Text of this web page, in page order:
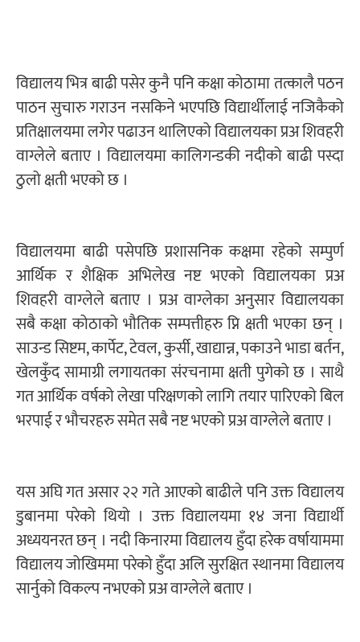
विद्यालय भित्र बाढी पसेर कुनै पनि कक्षा कोठामा तत्कालै पठन
पाठन सुचारु गराउन नसकिने भएपछि विद्यार्थीलाई नजिकैको
प्रतिक्षालयमा लगेर पढाउन थालिएको विद्यालयका प्रअ शिवहरी
वाग्लेले बताए । विद्यालयमा कालिगन्डकी नदीको बाढी पस्दा
ठुलो क्षती भएको छ ।
विद्यालयमा बाढी पसेपछि प्रशासनिक कक्षमा रहेको सम्पुर्ण
आर्थिक र शैक्षिक अभिलेख नष्ट भएको विद्यालयका प्रअ
शिवहरी वाग्लेले बताए । प्रअ वाग्लेका अनुसार विद्यालयका
सबै कक्षा कोठाको भौतिक सम्पत्तीहरु प्नि क्षती भएका छन् ।
साउन्ड सिष्टम, कार्पेट, टेवल, कुर्सी, खाद्यान्न, पकाउने भाडा बर्तन,
खेलकुँद सामाग्री लगायतका संरचनामा क्षती पुगेको छ । साथै
गत आर्थिक वर्षको लेखा परिक्षणको लागि तयार पारिएको बिल
भरपाई र भौचरहरु समेत सबै नष्ट भएको प्रअ वाग्लेले बताए ।
यस अघि गत असार २२ गते आएको बाढीले पनि उक्त विद्यालय
डुबानमा परेको थियो । उक्त विद्यालयमा १४ जना विद्यार्थी
अध्ययनरत छन् । नदी किनारमा विद्यालय हुँदा हरेक वर्षायाममा
विद्यालय जोखिममा परेको हुँदा अलि सुरक्षित स्थानमा विद्यालय
सार्नुको विकल्प नभएको प्रअ वाग्लेले बताए ।